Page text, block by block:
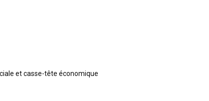
et casse-tête économique